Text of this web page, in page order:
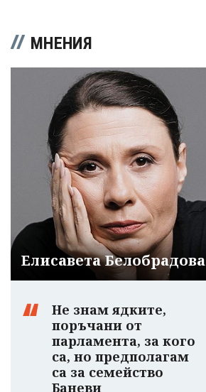
МНЕНИЯ
Елисавета Белобрадова
Не знам ядките,
поръчани от
парламента, за кого
са, но предполагам
са за семейство
Баневи